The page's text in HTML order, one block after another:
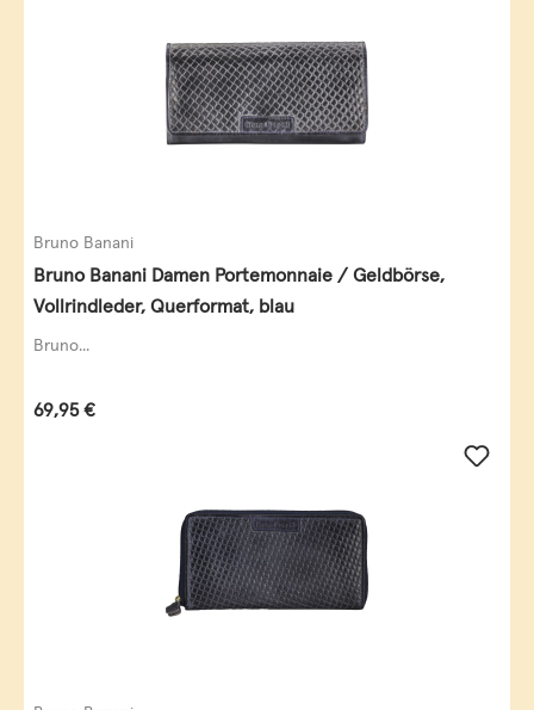
Bruno Banani
Bruno Banani Damen Portemonnaie / Geldbörse,
Vollrindleder, Querformat, blau
Bruno...
Regulärer Preis:
69,95 €